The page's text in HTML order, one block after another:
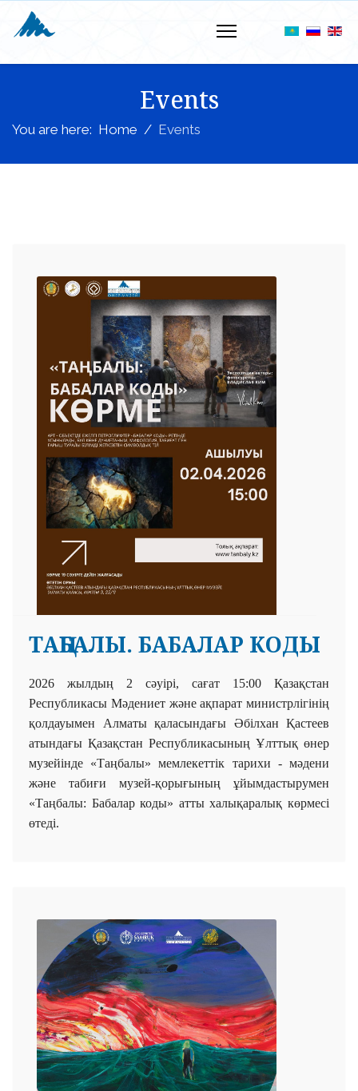
Events
You are here: Home Events
ТАҢБАЛЫ. БАБАЛАР КОДЫ
2026 жылдың 2 сәуірі, сағат 15:00 Қазақстан
Республикасы Мәдениет және ақпарат министрлігінің
қолдауымен Алматы қаласындағы Әбілхан Қастеев
атындағы Қазақстан Республикасының Ұлттық өнер
музейінде «Таңбалы» мемлекеттік тарихи - мәдени
және табиғи музей-қорығының ұйымдастырумен
«Таңбалы: Бабалар коды» атты халықаралық көрмесі
өтеді.